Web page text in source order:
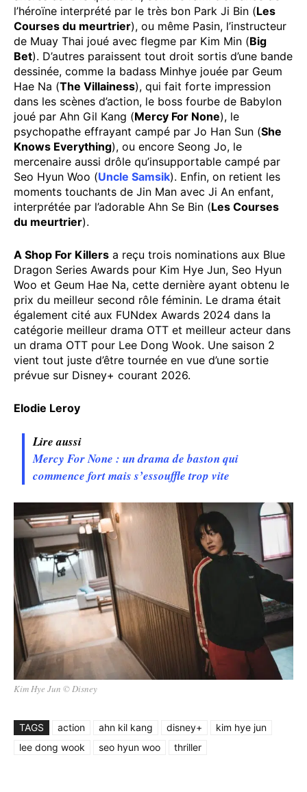
l’héroïne interprété par le très bon Park Ji Bin (Les
Courses du meurtrier), ou même Pasin, l’instructeur
de Muay Thai joué avec flegme par Kim Min (Big
Bet). D’autres paraissent tout droit sortis d’une bande
dessinée, comme la badass Minhye jouée par Geum
Hae Na (The Villainess), qui fait forte impression
dans les scènes d’action, le boss fourbe de Babylon
joué par Ahn Gil Kang (Mercy For None), le
psychopathe effrayant campé par Jo Han Sun (She
Knows Everything), ou encore Seong Jo, le
mercenaire aussi drôle qu’insupportable campé par
Seo Hyun Woo (Uncle Samsik). Enfin, on retient les
moments touchants de Jin Man avec Ji An enfant,
interprétée par l’adorable Ahn Se Bin (Les Courses
du meurtrier).
A Shop For Killers a reçu trois nominations aux Blue
Dragon Series Awards pour Kim Hye Jun, Seo Hyun
Woo et Geum Hae Na, cette dernière ayant obtenu le
prix du meilleur second rôle féminin. Le drama était
également cité aux FUNdex Awards 2024 dans la
catégorie meilleur drama OTT et meilleur acteur dans
un drama OTT pour Lee Dong Wook. Une saison 2
vient tout juste d’être tournée en vue d’une sortie
prévue sur Disney+ courant 2026.
Elodie Leroy
Lire aussi
Mercy For None : un drama de baston qui
commence fort mais s’essouffle trop vite
Kim Hye Jun © Disney
TAGS action ahn kil kang disney+
kim hye jun
lee dong wook
seo hyun woo thriller